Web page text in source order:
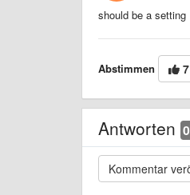
should be a setting
Abstimmen 7
Antworten 0